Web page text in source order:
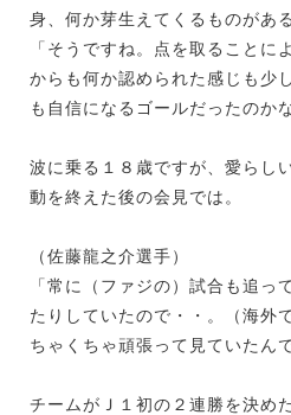
身、何か芽生えてくるものがあ
「そうですね。点を取ることに
からも何か認められた感じも少
も自信になるゴールだったのか
波に乗る１８歳ですが、愛らし
動を終えた後の会見では。
（佐藤龍之介選手）
「常に（ファジの）試合も追っ
たりしていたので・・。（海外
ちゃくちゃ頑張って見ていたん
チームがＪ１初の２連勝を決め